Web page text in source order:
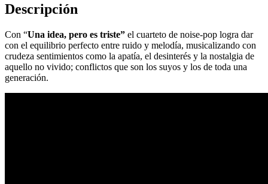
Descripción
Con “Una idea, pero es triste” el cuarteto de noise-pop logra dar
con el equilibrio perfecto entre ruido y melodía, musicalizando con
crudeza sentimientos como la apatía, el desinterés y la nostalgia de
aquello no vivido; conflictos que son los suyos y los de toda una
generación.